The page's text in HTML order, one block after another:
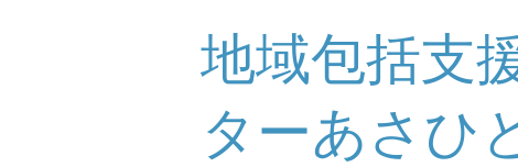
地域包括支
ターあさひ